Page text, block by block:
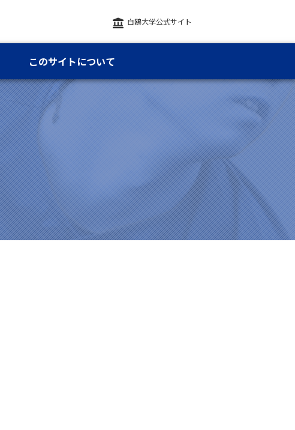
白鴎大学公式サイト
このサイトについて